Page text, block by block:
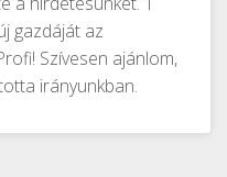
gazdáját az
Szívesen ajánlom,
irányunkban.